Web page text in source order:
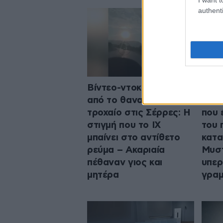
Βίντεο-ντοκουμέντο
από το θανατηφόρο
τροχαίο στις Σέρρες: Η
στιγμή που το ΙΧ
μπαίνει στο αντίθετο
ρεύμα – Ακαριαία
πέθαναν γιος και
μητέρα
που
του